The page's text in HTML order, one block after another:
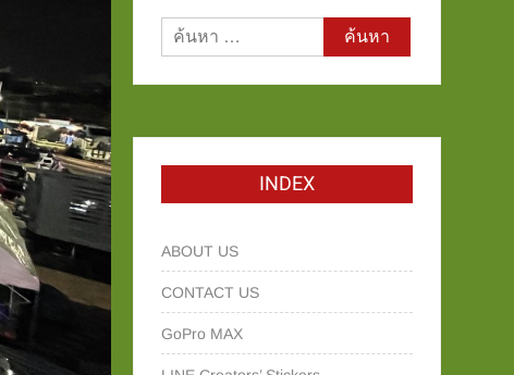
ค้นหา
สำหรับ:
INDEX
ABOUT US
CONTACT US
GoPro MAX